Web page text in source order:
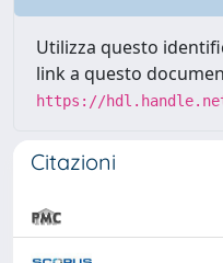
Utilizza questo
link a questo
https://
Citazioni